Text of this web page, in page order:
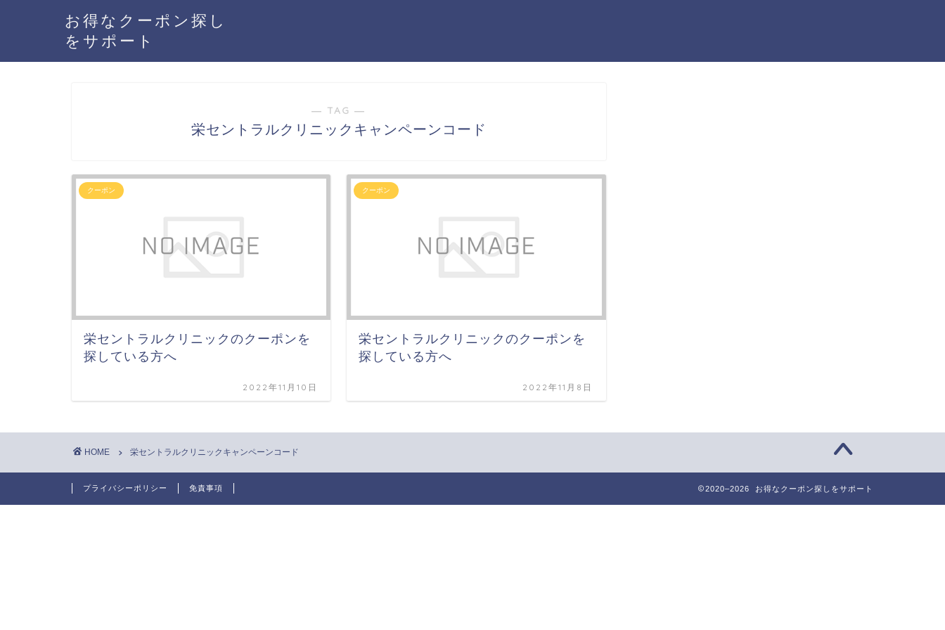
お得なクーポン探し
をサポート
― TAG ―
栄セントラルクリニックキャンペーンコード
クーポン
栄セントラルクリニックのクーポンを
探している方へ
2022年11月10日
クーポン
栄セントラルクリニックのクーポンを
探している方へ
2022年11月8日
HOME 栄セントラルクリニックキャンペーンコード
プライバシーポリシー 免責事項 2020–2026 お得なクーポン探しをサポート